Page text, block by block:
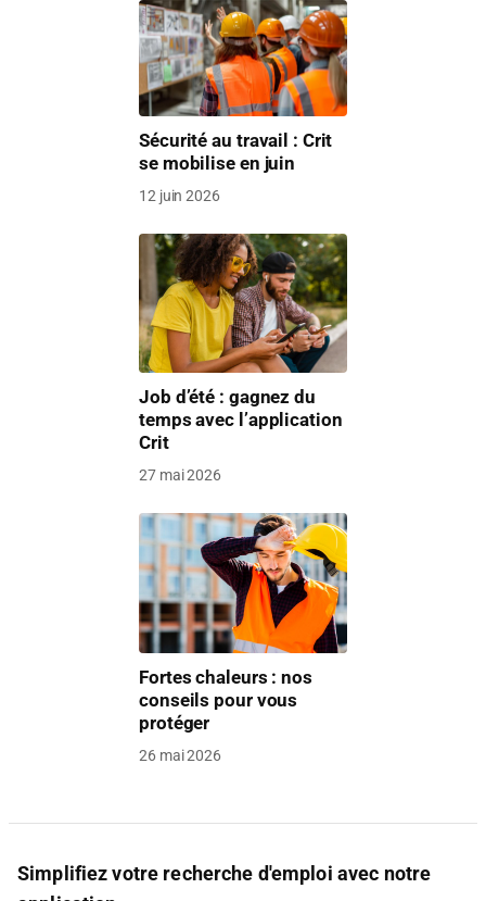
Sécurité au travail : Crit
se mobilise en juin
12 juin 2026
Job d’été : gagnez du
temps avec l’application
Crit
27 mai 2026
Fortes chaleurs : nos
conseils pour vous
protéger
26 mai 2026